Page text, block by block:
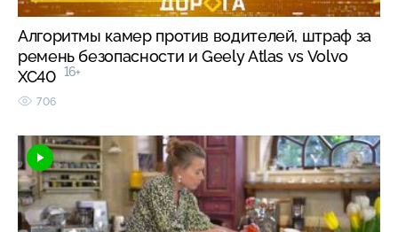
Алгоритмы камер против водителей, штраф за
ремень безопасности и Geely Atlas vs Volvo
XC40 16+
706